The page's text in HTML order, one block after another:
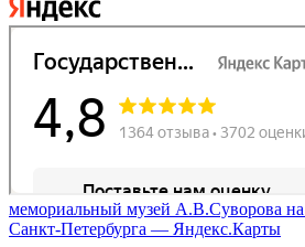
мемориальный музей А.В.Суворова на
Санкт‑Петербурга — Яндекс.Карты